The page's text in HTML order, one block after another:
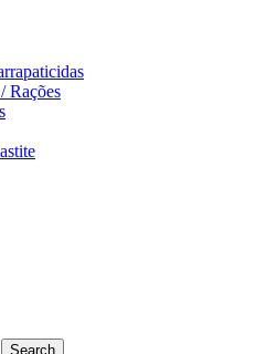
Rações
Search